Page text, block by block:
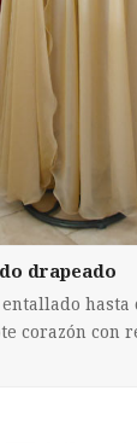
drapeado
hasta
corazón con